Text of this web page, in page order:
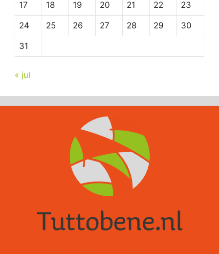
17 18 19 20 21 22 23
24 25 26 27 28 29 30
31
« jul